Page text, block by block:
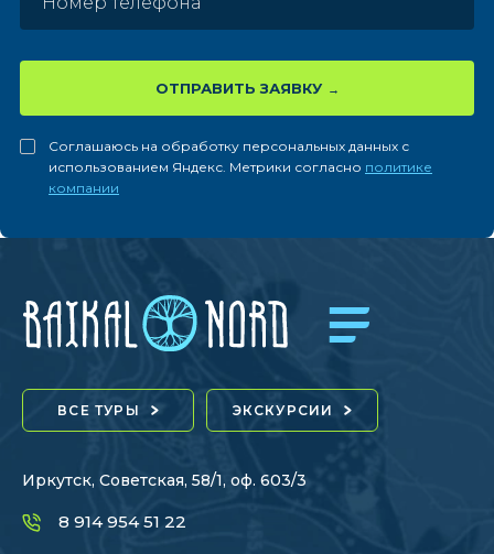
ОТПРАВИТЬ ЗАЯВКУ
Соглашаюсь на обработку персональных данных с
использованием Яндекс. Метрики согласно политике
компании
ВСЕ ТУРЫ ЭКСКУРСИИ
Иркутск, Советская, 58/1, оф. 603/3
8 914 954 51 22